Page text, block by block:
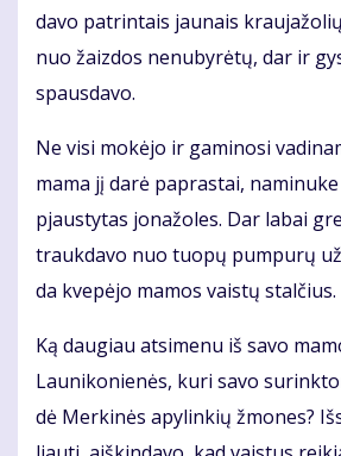
da­vo pa­trin­tais jau­nais
nuo žaiz­dos ne­nu­by­rė­tų, dar ir
spaus­da­vo.
Ne vi­si mo­kė­jo ir ga­mi­no­si
ma­ma jį da­rė pa­pras­tai,
pjaus­ty­tas jo­na­žo­les. Dar la­bai
trauk­da­vo nuo tuo­pų pum­pu­rų
da kve­pė­jo ma­mos vais­tų stal­čius.
Ką dau­giau at­si­me­nu iš sa­vo
Lau­ni­ko­nie­nės, ku­ri sa­vo
dė Mer­ki­nės apy­lin­kių žmo­nes?